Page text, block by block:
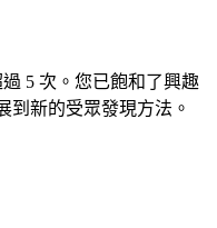
5 次。您已飽和了興趣
到新的受眾發現方法。